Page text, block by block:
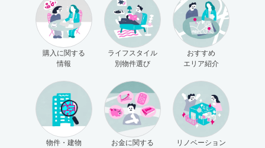
購入に関する
情報
ライフスタイル
別物件選び
おすすめ
エリア紹介
物件・建物
お金に関する
リノベーション